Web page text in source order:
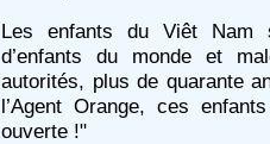
Les enfants du Viêt Nam
d’enfants du monde et
autorités, plus de quarante
l’Agent Orange, ces
ouverte !"